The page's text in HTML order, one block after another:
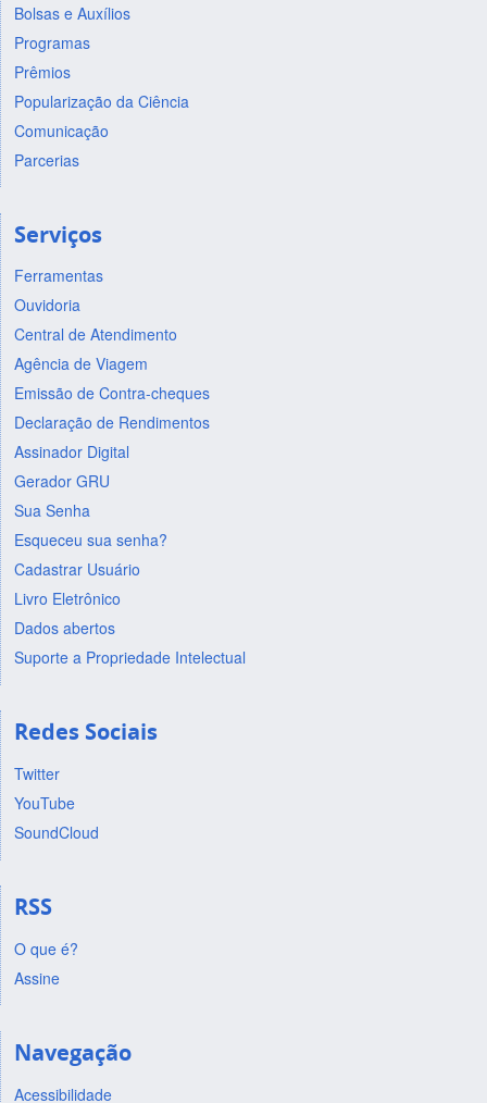
Bolsas e Auxílios
Programas
Prêmios
Popularização da Ciência
Comunicação
Parcerias
Serviços
Ferramentas
Ouvidoria
Central de Atendimento
Agência de Viagem
Emissão de Contra-cheques
Declaração de Rendimentos
Assinador Digital
Gerador GRU
Sua Senha
Esqueceu sua senha?
Cadastrar Usuário
Livro Eletrônico
Dados abertos
Suporte a Propriedade Intelectual
Redes Sociais
Twitter
YouTube
SoundCloud
RSS
O que é?
Assine
Navegação
Acessibilidade